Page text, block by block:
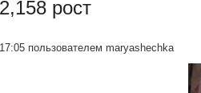
рост
пользователем maryashechka